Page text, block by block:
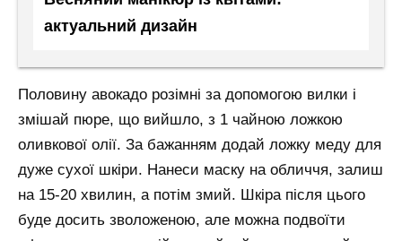
актуальний дизайн
Половину авокадо розімні за допомогою вилки і
змішай пюре, що вийшло, з 1 чайною ложкою
оливкової олії. За бажанням додай ложку меду для
дуже сухої шкіри. Нанеси маску на обличчя, залиш
на 15-20 хвилин, а потім змий. Шкіра після цього
буде досить зволоженою, але можна подвоїти